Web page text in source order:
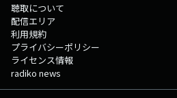
聴取について
配信エリア
利用規約
プライバシーポリシー
ライセンス情報
radiko news